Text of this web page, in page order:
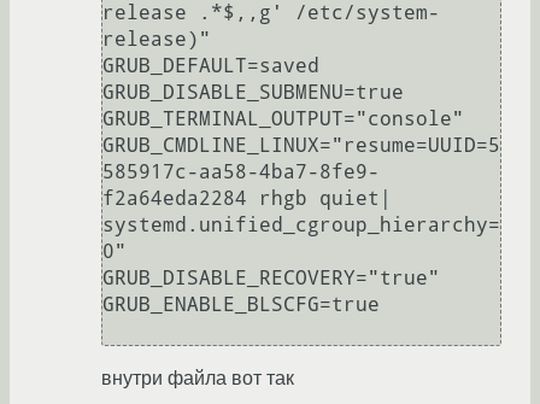
release .*$,,g' /etc/system-
release)"
GRUB_DEFAULT=saved
GRUB_DISABLE_SUBMENU=true
GRUB_TERMINAL_OUTPUT="console"
GRUB_CMDLINE_LINUX="resume=UUID=5
585917c-aa58-4ba7-8fe9-
f2a64eda2284 rhgb quiet|
systemd.unified_cgroup_hierarchy=
0"
GRUB_DISABLE_RECOVERY="true"
GRUB_ENABLE_BLSCFG=true
внутри файла вот так